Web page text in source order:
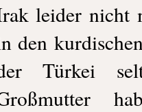
leider nicht
den
Türkei